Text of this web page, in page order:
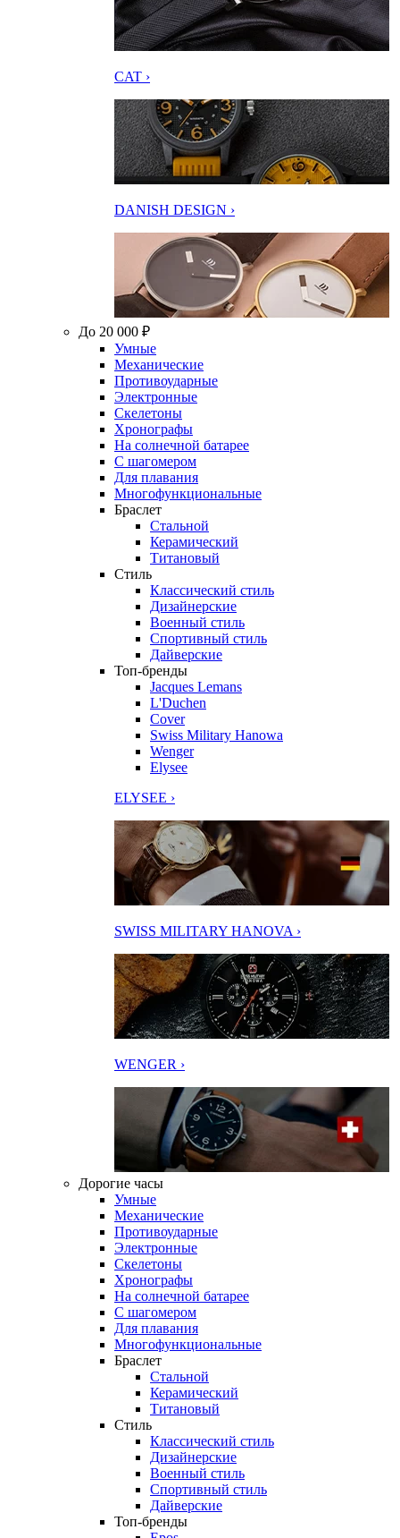
CAT ›
DANISH DESIGN ›
До 20 000 ₽
Умные
Механические
Противоударные
Электронные
Скелетоны
Хронографы
На солнечной батарее
С шагомером
Для плавания
Многофункциональные
Браслет
Стальной
Керамический
Титановый
Стиль
Классический стиль
Дизайнерские
Военный стиль
Спортивный стиль
Дайверские
Топ-бренды
Jacques Lemans
L'Duchen
Cover
Swiss Military Hanowa
Wenger
Elysee
ELYSEE ›
SWISS MILITARY HANOVA ›
WENGER ›
Дорогие часы
Умные
Механические
Противоударные
Электронные
Скелетоны
Хронографы
На солнечной батарее
С шагомером
Для плавания
Многофункциональные
Браслет
Стальной
Керамический
Титановый
Стиль
Классический стиль
Дизайнерские
Военный стиль
Спортивный стиль
Дайверские
Топ-бренды